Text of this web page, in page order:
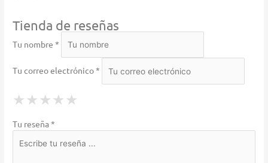
Tienda de reseñas
Tu nombre *
Tu correo electrónico *
★ 1 Star
★ ★ 2 Stars
★ ★ ★ 3 Stars
★ ★ ★ ★ 4 Stars
★ ★ ★ ★ ★
Tu reseña *